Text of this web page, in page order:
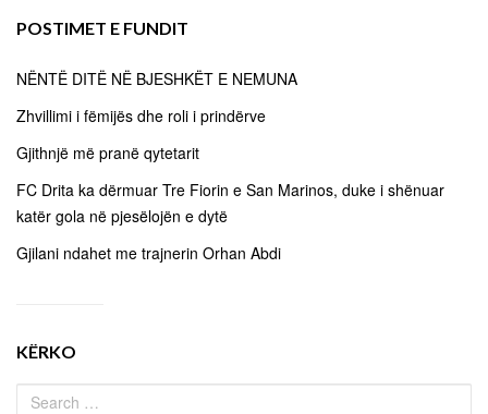
POSTIMET E FUNDIT
NËNTË DITË NË BJESHKËT E NEMUNA
Zhvillimi i fëmijës dhe roli i prindërve
Gjithnjë më pranë qytetarit
FC Drita ka dërmuar Tre Fiorin e San Marinos, duke i shënuar
katër gola në pjesëlojën e dytë
Gjilani ndahet me trajnerin Orhan Abdi
KËRKO